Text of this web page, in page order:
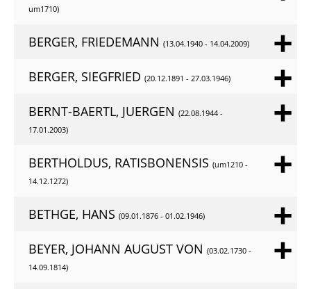
um1710)
BERGER, FRIEDEMANN (13.04.1940 - 14.04.2009)
BERGER, SIEGFRIED (20.12.1891 - 27.03.1946)
BERNT-BAERTL, JUERGEN (22.08.1944 -
17.01.2003)
BERTHOLDUS, RATISBONENSIS (um1210 -
14.12.1272)
BETHGE, HANS (09.01.1876 - 01.02.1946)
BEYER, JOHANN AUGUST VON (03.02.1730 -
14.09.1814)